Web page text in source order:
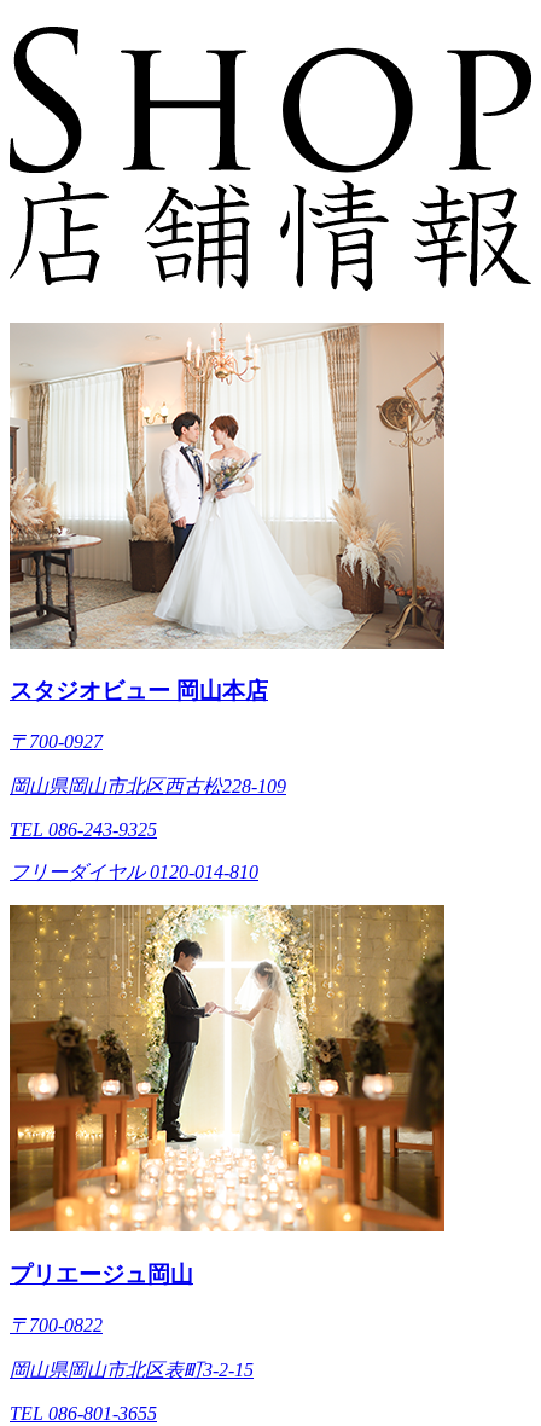
スタジオビュー 岡山本店
〒700-0927
岡山県岡山市北区西古松228-109
TEL 086-243-9325
フリーダイヤル 0120-014-810
プリエージュ岡山
〒700-0822
岡山県岡山市北区表町3-2-15
TEL 086-801-3655